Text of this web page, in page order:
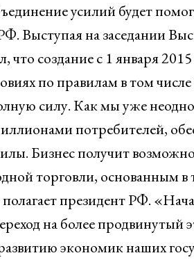
усилий будет
Выступая на заседании
что создание с 1 января
по правилам в том
силу. Как мы уже
потребителей,
Бизнес получит
торговли, основанным в
президент РФ.
на более продвинутый
экономик наших